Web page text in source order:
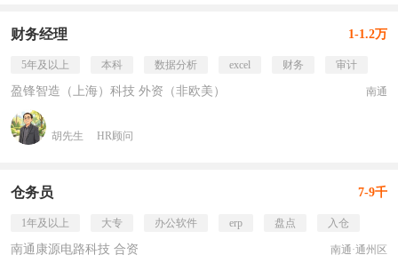
财务经理 1-1.2万
5年及以上 本科 数据分析 excel 财务 审计
盈锋智造（上海）科技 外资（非欧美） 南通
胡先生 HR顾问
仓务员 7-9千
1年及以上 大专 办公软件 erp 盘点 入仓
南通康源电路科技 合资 南通·通州区